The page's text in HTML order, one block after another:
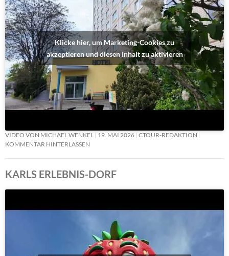
Klicke hier, um Marketing-Cookies zu
akzeptieren und diesen Inhalt zu aktivieren
VIDEO VON MICHAEL WENKEL 19. MAI 2026 CTOUR-REDAKTION
KOMMENTAR HINTERLASSEN
KARLS ERLEBNIS-DORF